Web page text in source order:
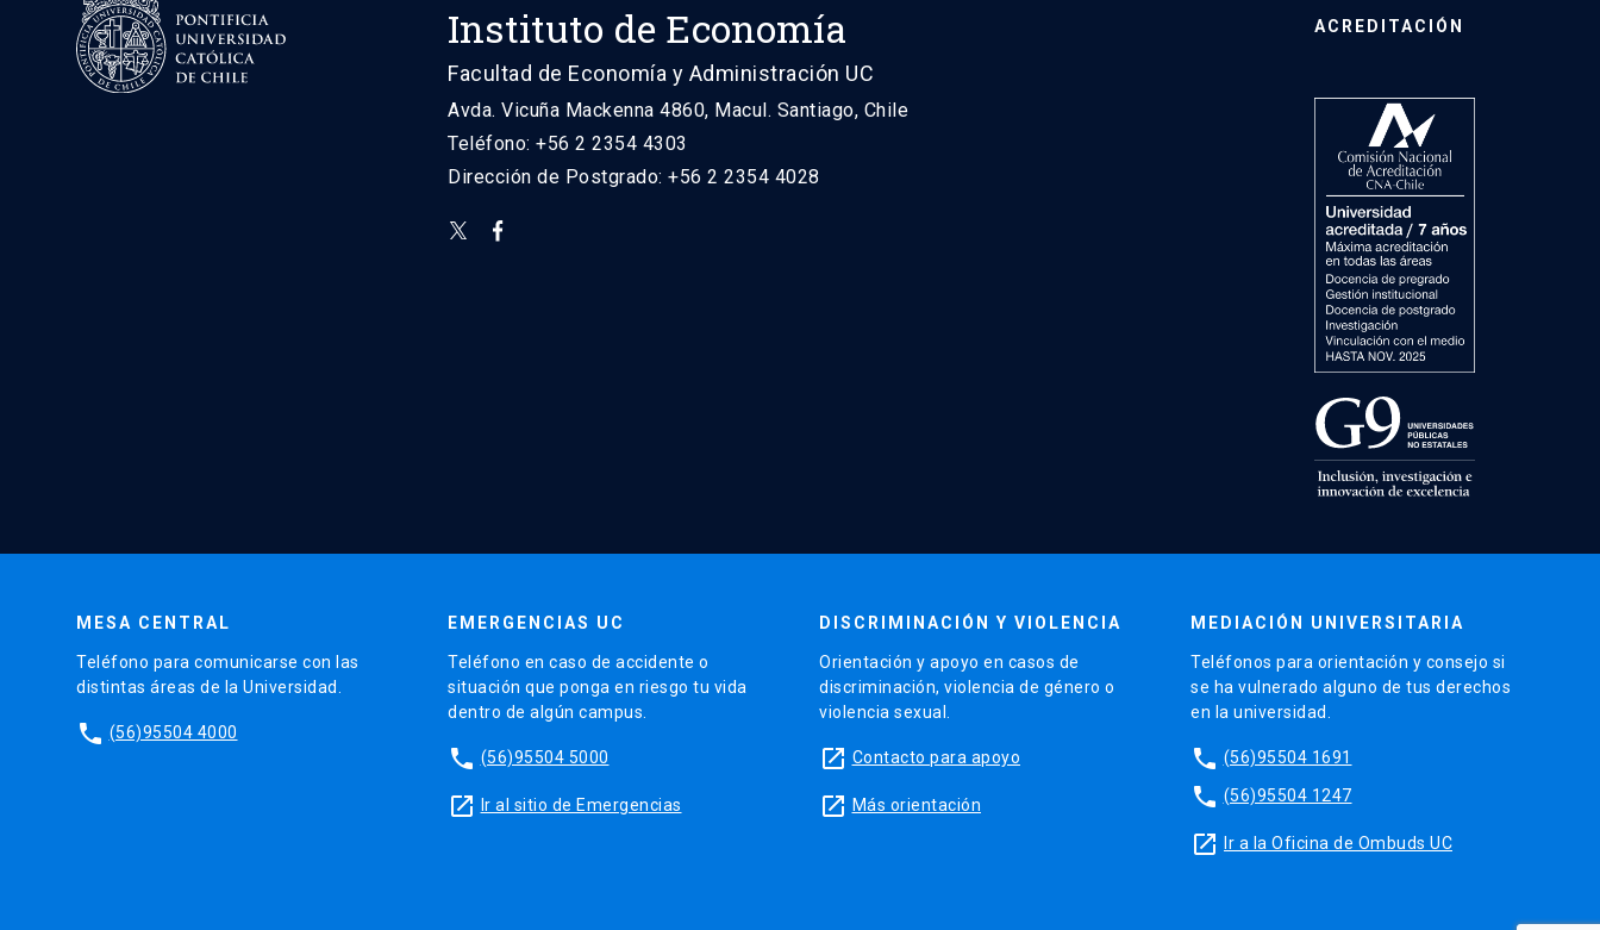
Instituto de Economía
Facultad de Economía y Administración UC
Avda. Vicuña Mackenna 4860, Macul. Santiago, Chile
Teléfono: +56 2 2354 4303
Dirección de Postgrado: +56 2 2354 4028
ACREDITACIÓN
MESA CENTRAL
Teléfono para comunicarse con las
distintas áreas de la Universidad.
phone (56)95504 4000
EMERGENCIAS UC
Teléfono en caso de accidente o
situación que ponga en riesgo tu vida
dentro de algún campus.
phone (56)95504 5000
launch Ir al sitio de Emergencias
DISCRIMINACIÓN Y VIOLENCIA
Orientación y apoyo en casos de
discriminación, violencia de género o
violencia sexual.
launch Contacto para apoyo
launch Más orientación
MEDIACIÓN UNIVERSITARIA
Teléfonos para orientación y consejo si
se ha vulnerado alguno de tus derechos
en la universidad.
phone (56)95504 1691
phone (56)95504 1247
launch Ir a la Oficina de Ombuds UC